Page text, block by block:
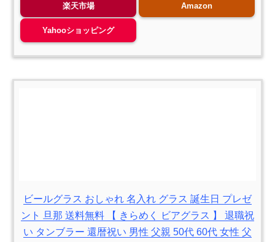
楽天市場 Amazon
Yahooショッピング
ビールグラス おしゃれ 名入れ グラス 誕生日 プレゼ
ント 旦那 送料無料 【 きらめく ビアグラス 】 退職祝
い タンブラー 還暦祝い 男性 父親 50代 60代 女性 父